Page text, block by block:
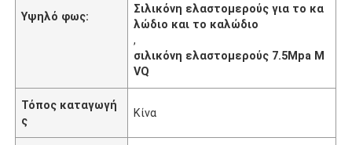
Υψηλό φως:
Σιλικόνη ελαστομερούς για το κα
λώδιο και το καλώδιο
,
σιλικόνη ελαστομερούς 7.5Mpa M
VQ
Τόπος καταγωγή
ς
Κίνα